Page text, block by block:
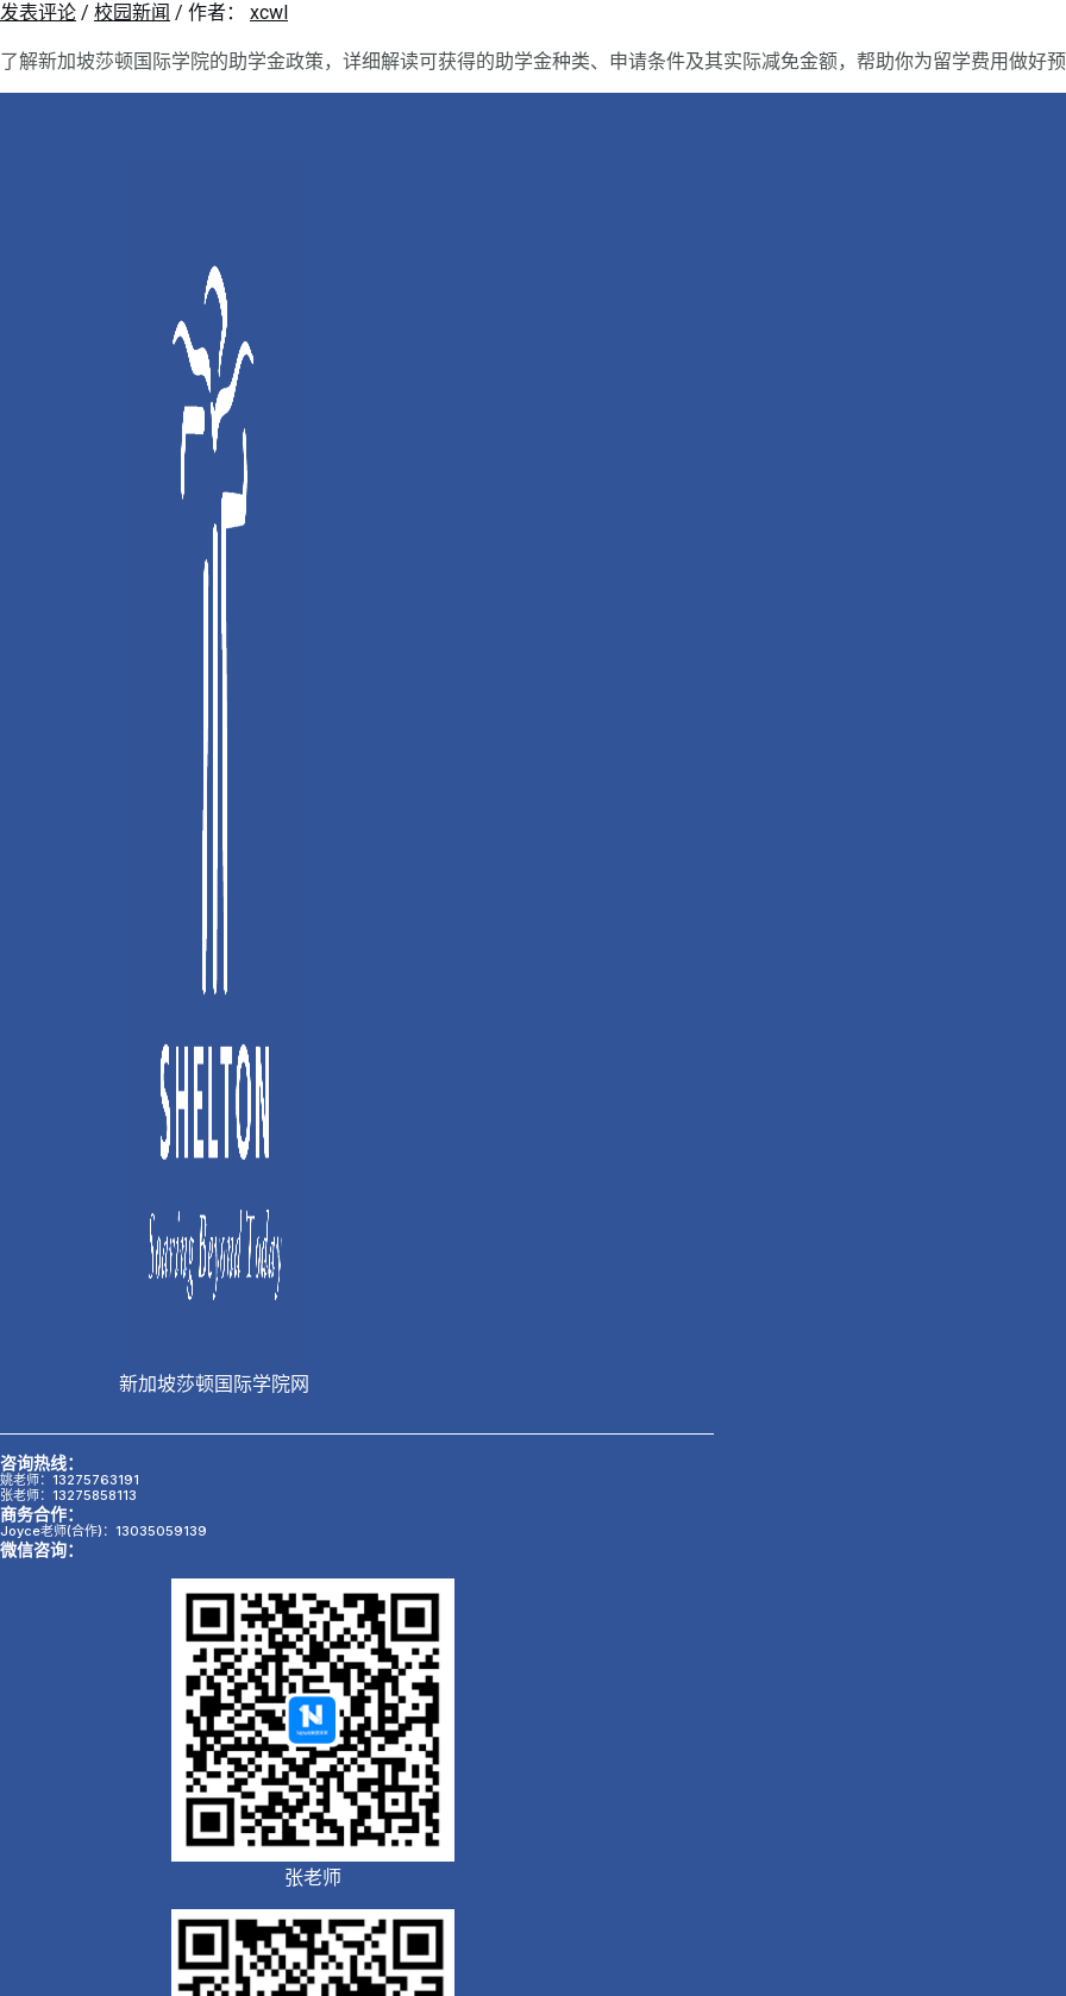
发表评论 / 校园新闻 / 作者： xcwl
了解新加坡莎顿国际学院的助学金政策，详细解读可获得的助学金种类、申请条件及其实际减免金额，帮助你为留学费用做好
新加坡莎顿国际学院网
咨询热线：
姚老师：13275763191
张老师：13275858113
商务合作：
Joyce老师(合作)：13035059139
微信咨询：
张老师